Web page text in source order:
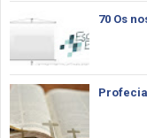
70 Os